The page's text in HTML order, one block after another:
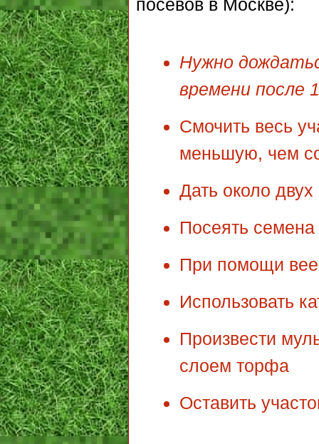
посевов в Москве):
Нужно
времени после
Смочить весь
меньшую, чем
Дать около двух
Посеять семена
При помощи
Использовать
Произвести
слоем торфа
Оставить